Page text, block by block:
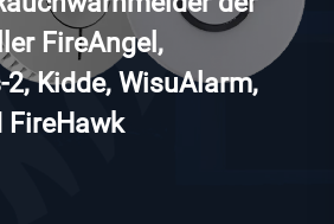
FireAngel,
2, Kidde, WisuAlarm,
FireHawk